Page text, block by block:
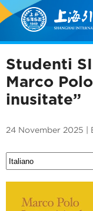
Studenti
Marco
inusitate”
24 November 2025 |